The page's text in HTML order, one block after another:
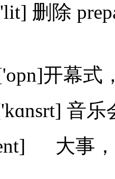
删除
开幕式，
音乐会
大事，公